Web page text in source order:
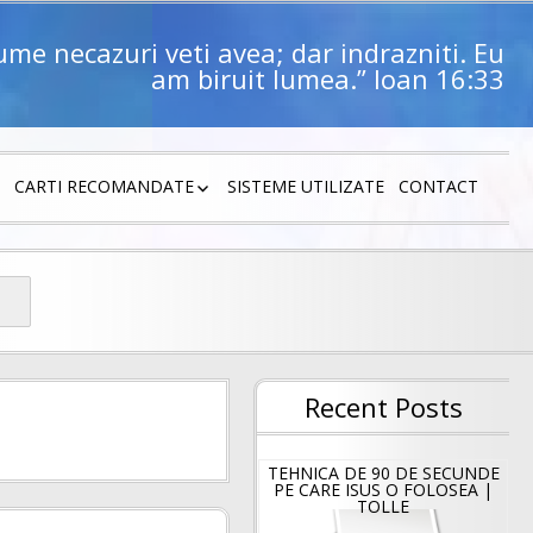
necazuri veti avea; dar indrazniti. Eu
am biruit lumea.” Ioan 16:33
CARTI RECOMANDATE SISTEME UTILIZATE CONTACT
Recent Posts
TEHNICA DE 90 DE SECUNDE
PE CARE ISUS O FOLOSEA |
TOLLE